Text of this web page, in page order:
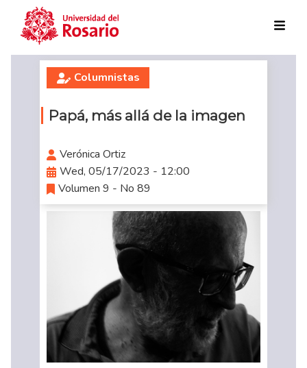
Skip to main content
Columnistas
Papá, más allá de la imagen
Verónica Ortiz
Wed, 05/17/2023 - 12:00
Volumen 9 - No 89